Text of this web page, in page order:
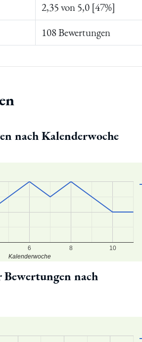
2,35 von 5,0 [47%]
108 Bewertungen
nach Kalenderwoche
6 8 10
Kalenderwoche
nach